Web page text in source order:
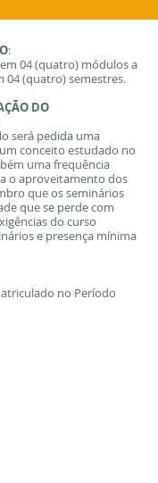
:
04 (quatro) módulos a
04 (quatro) semestres.
DO
será pedida uma
conceito estudado no
uma frequência
o aproveitamento dos
que os seminários
que se perde com
do curso
e presença mínima
no Período